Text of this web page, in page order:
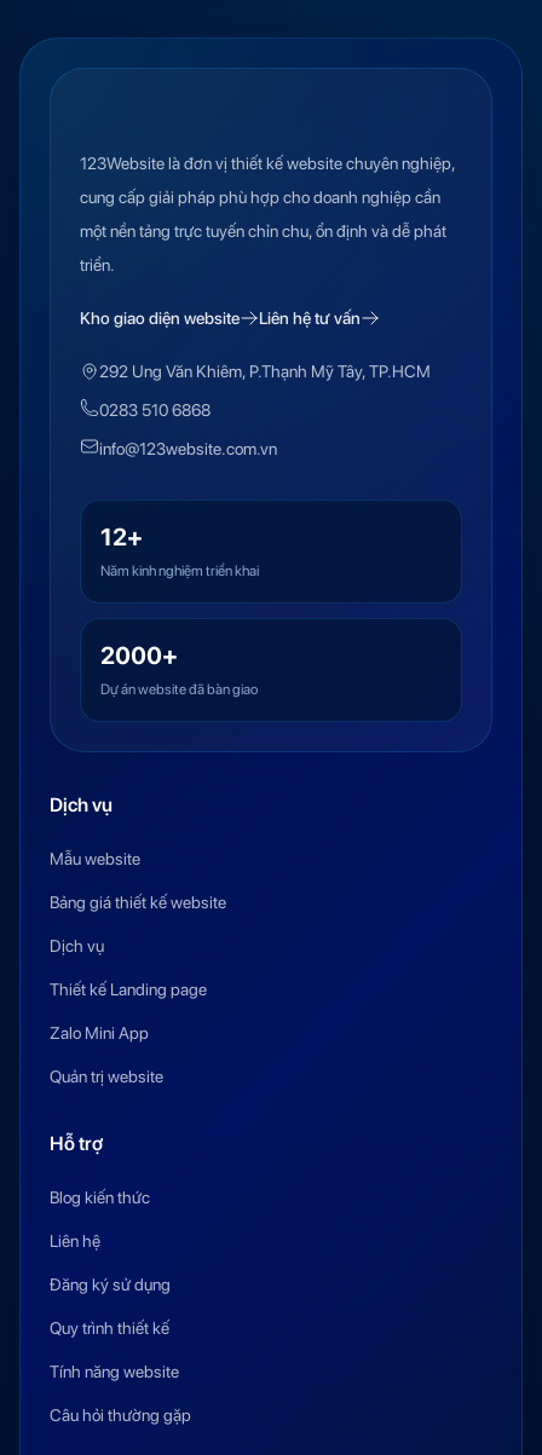
123Website là đơn vị thiết kế website chuyên nghiệp,
cung cấp giải pháp phù hợp cho doanh nghiệp cần
một nền tảng trực tuyến chỉn chu, ổn định và dễ phát
triển.
Kho giao diện website Liên hệ tư vấn
292 Ung Văn Khiêm, P.Thạnh Mỹ Tây, TP.HCM
0283 510 6868
info@123website.com.vn
12+
Năm kinh nghiệm triển khai
2000+
Dự án website đã bàn giao
Dịch vụ
Mẫu website
Bảng giá thiết kế website
Dịch vụ
Thiết kế Landing page
Zalo Mini App
Quản trị website
Hỗ trợ
Blog kiến thức
Liên hệ
Đăng ký sử dụng
Quy trình thiết kế
Tính năng website
Câu hỏi thường gặp